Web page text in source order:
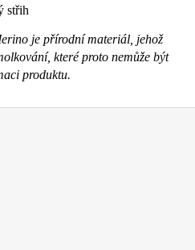
střih
je přírodní materiál, jehož
které proto nemůže být
produktu.